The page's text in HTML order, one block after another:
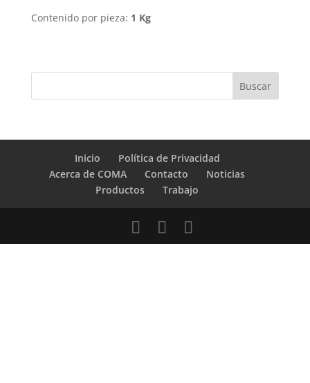
Contenido por pieza: 1 Kg
Inicio
Política de Privacidad
Acerca de COMA
Contacto
Noticias
Productos
Trabajo